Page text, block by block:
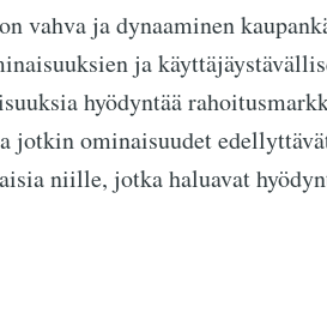
on vahva ja dynaaminen
ja
hyödyntää
ominaisuudet
niille, jotka haluavat